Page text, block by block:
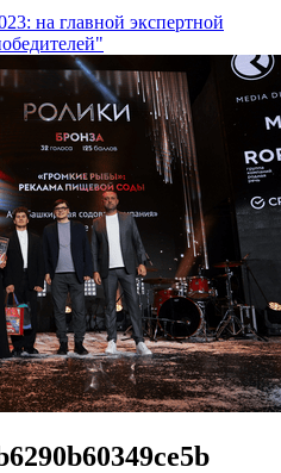
на главной экспертной